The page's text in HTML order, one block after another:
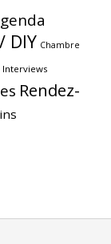
DIY Chambre
Interviews
Rendez-